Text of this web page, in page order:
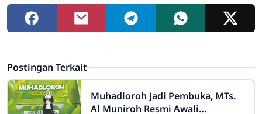
Postingan Terkait
Muhadloroh Jadi Pembuka, MTs.
Al Muniroh Resmi Awali